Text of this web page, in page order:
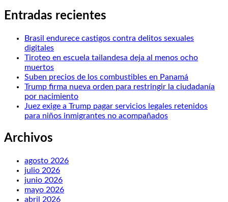
Entradas recientes
Brasil endurece castigos contra delitos sexuales
digitales
Tiroteo en escuela tailandesa deja al menos ocho
muertos
Suben precios de los combustibles en Panamá
Trump firma nueva orden para restringir la ciudadanía
por nacimiento
Juez exige a Trump pagar servicios legales retenidos
para niños inmigrantes no acompañados
Archivos
agosto 2026
julio 2026
junio 2026
mayo 2026
abril 2026